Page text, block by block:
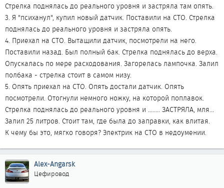
Стрелка поднялась до реального уровня и застряла там опять.
3. Я "психанул", купил новый датчик. Поставили на СТО. Стрелка
поднялась до реального уровня и застряла опять.
4. Приехал на СТО. Вытащили датчик, посмотрели на него.
Поставили назад. Был полный бак. Стрелка поднялась до верха.
Опускалась по мере расходования. Загорелась лампочка. Залил
полбака - стрелка стоит в самом низу.
5. Опять приехал на СТО. Опять достали датчик. Опять
посмотрели. Отогнули немного ножку, на которой поплавок.
Стрелка поднялась до реального уровня и ........ ЗАСТРЯЛА, мля...
Залил 25 литров. Стоит там, где была до заправки, как влитая.
К чему бы это, мягко говоря? Электрик на СТО в недоумении.
Alex-Angarsk
Цефировод